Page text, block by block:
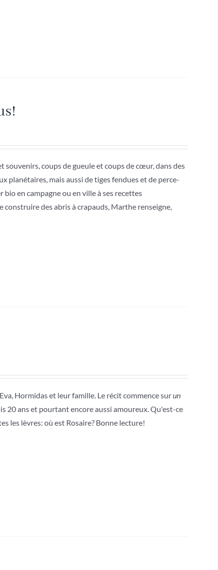
coups de gueule et coups de cœur, dans des
planétaires, mais aussi de tiges fendues et de perce-
en campagne ou en ville à ses recettes
des abris à crapauds, Marthe renseigne,
Eva, Hormidas et leur famille. Le récit commence surun
20 ans et pourtant encore aussi amoureux. Qu'est-ce
les lèvres: où est Rosaire? Bonne lecture!